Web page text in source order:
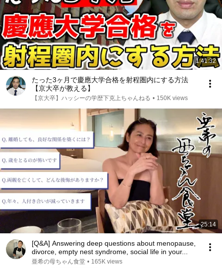
1:41:32
たった3ヶ月で慶應大学合格を射程圏内にする方法
【京大卒が教える】
【京大卒】ハッシーの学歴下克上ちゃんねる • 150K views
25:14
[Q&A] Answering deep questions about menopause,
divorce, empty nest syndrome, social life in your...
亜希の母ちゃん食堂 • 165K views